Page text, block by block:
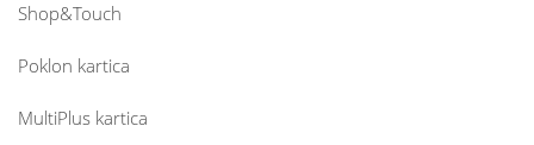
Shop&Touch
Poklon kartica
MultiPlus kartica